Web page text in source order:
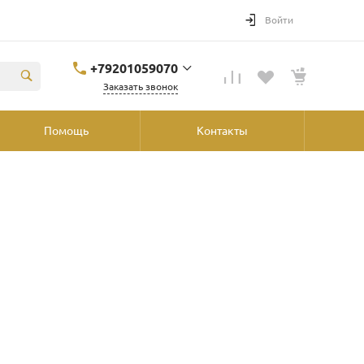
Войти
+79201059070
Заказать звонок
Помощь Контакты